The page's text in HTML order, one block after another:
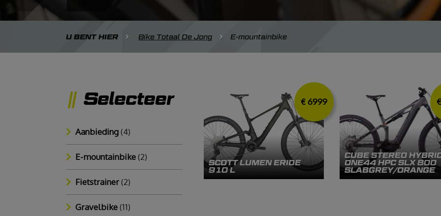
U BENT HIER Bike Totaal De Jong E-mountainbike
Selecteer
Aanbieding(4)
E-mountainbike(2)
Fietstrainer(2)
Gravelbike(11)
SCOTT LUMEN ERIDE
910 L
€ 6999
CUBE STEREO
ONE44 HPC SLX 800
SLABGREY/ORANGE